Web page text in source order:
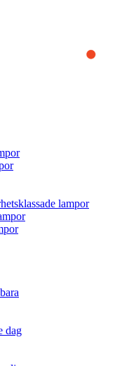
you the best experience
this website, you accept
the website is used and
more or to find out how
our
lampor
dag